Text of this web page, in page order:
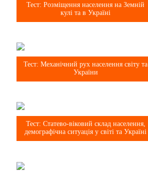
Тест: Розміщення населення на Земній
кулі та в Україні
8 клас
Тест: Механічний рух населення світу та
України
Тест: Статево-віковий склад населення,
демографічна ситуація у світі та Україні